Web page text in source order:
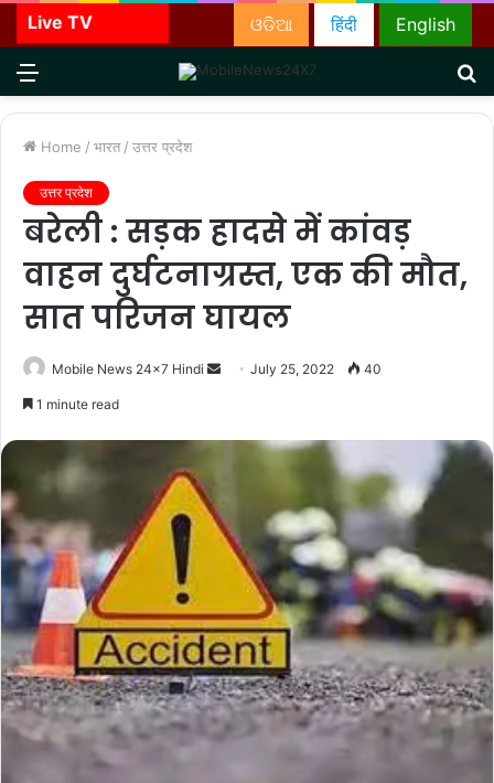
Live TV English
हिंदी
ଓଡିଆ
Menu
Home / भारत / उत्तर प्रदेश
उत्तर प्रदेश
बरेली : सड़क हादसे में कांवड़
वाहन दुर्घटनाग्रस्त, एक की मौत,
सात परिजन घायल
Mobile News 24x7 Hindi
SendJuly 25, 2022 40
1 minute read